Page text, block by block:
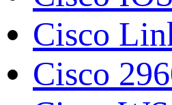
Cisco
Cisco